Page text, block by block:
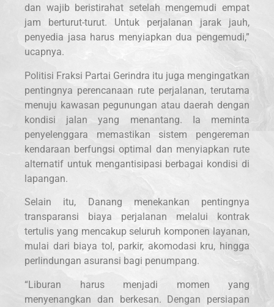
dan wajib beristirahat setelah mengemudi empat
jam berturut-turut. Untuk perjalanan jarak jauh,
penyedia jasa harus menyiapkan dua pengemudi,”
ucapnya.
Politisi Fraksi Partai Gerindra itu juga mengingatkan
pentingnya perencanaan rute perjalanan, terutama
menuju kawasan pegunungan atau daerah dengan
kondisi jalan yang menantang. Ia meminta
penyelenggara memastikan sistem pengereman
kendaraan berfungsi optimal dan menyiapkan rute
alternatif untuk mengantisipasi berbagai kondisi di
lapangan.
Selain itu, Danang menekankan pentingnya
transparansi biaya perjalanan melalui kontrak
tertulis yang mencakup seluruh komponen layanan,
mulai dari biaya tol, parkir, akomodasi kru, hingga
perlindungan asuransi bagi penumpang.
“Liburan harus menjadi momen yang
menyenangkan dan berkesan. Dengan persiapan